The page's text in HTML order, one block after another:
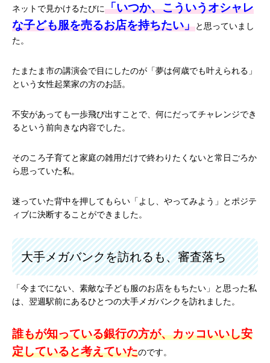
ネットで見かけるたびに「いつか、こういうオシャレ
な子ども服を売るお店を持ちたい」と思っていまし
た。
たまたま市の講演会で目にしたのが「夢は何歳でも叶えられる」
という女性起業家の方のお話。
不安があっても一歩飛び出すことで、何にだってチャレンジでき
るという前向きな内容でした。
そのころ子育てと家庭の雑用だけで終わりたくないと常日ごろか
ら思っていた私。
迷っていた背中を押してもらい「よし、やってみよう」とポジテ
ィブに決断することができました。
大手メガバンクを訪れるも、審査落ち
「今までにない、素敵な子ども服のお店をもちたい」と思った私
は、翌週駅前にあるひとつの大手メガバンクを訪れました。
誰もが知っている銀行の方が、カッコいいし安
定していると考えていたのです。